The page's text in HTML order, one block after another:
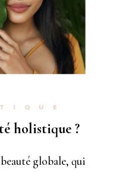
holistique ?
globale, qui